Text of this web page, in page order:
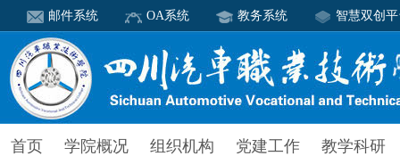
邮件系统 OA系统 教务系统 智慧双创
首页 学院概况 组织机构 党建工作 教学科研